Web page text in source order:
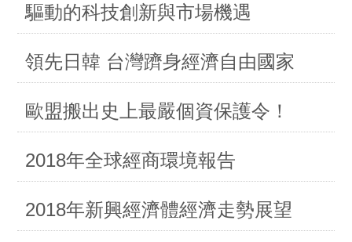
驅動的科技創新與市場機遇
領先日韓 台灣躋身經濟自由國家
歐盟搬出史上最嚴個資保護令！
2018年全球經商環境報告
2018年新興經濟體經濟走勢展望